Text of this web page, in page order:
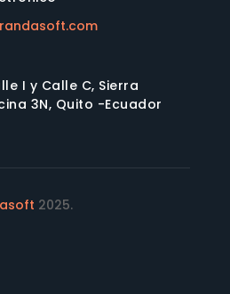
I y Calle C, Sierra
3N, Quito -Ecuador
2025.